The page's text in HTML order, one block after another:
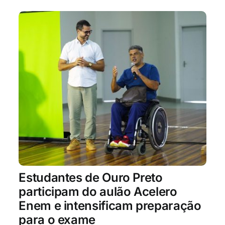
Estudantes de Ouro Preto
participam do aulão Acelero
Enem e intensificam preparação
para o exame